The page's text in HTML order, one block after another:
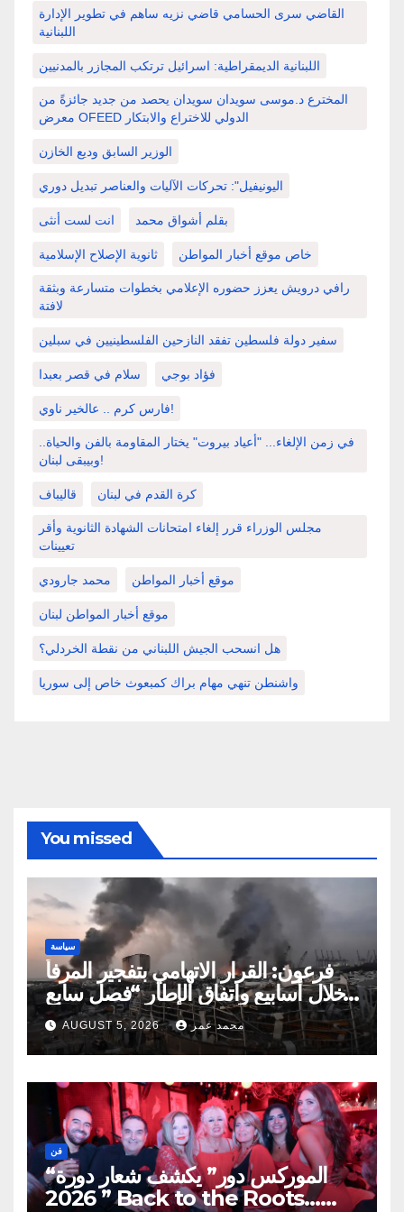
القاضي سرى الحسامي قاضي نزيه ساهم في تطوير الإدارة
اللبنانية
اللبنانية الديمقراطية: اسرائيل ترتكب المجازر بالمدنيين
المخترع د.موسى سويدان سويدان يحصد من جديد جائزةً من
معرض OFEED الدولي للاختراع والابتكار
الوزير السابق وديع الخازن
اليونيفيل": تحركات الآليات والعناصر تبديل دوري
انت لست أنثى بقلم أشواق محمد
ثانوية الإصلاح الإسلامية خاص موقع أخبار المواطن
رافي درويش يعزز حضوره الإعلامي بخطوات متسارعة وبثقة
لافتة
سفير دولة فلسطين تفقد النازحين الفلسطينيين في سبلين
سلام في قصر بعبدا فؤاد بوجي
فارس كرم .. عالخير ناوي!
في زمن الإلغاء... "أعياد بيروت" يختار المقاومة بالفن والحياة..
وبيبقى لبنان!
قاليباف كرة القدم في لبنان
مجلس الوزراء قرر إلغاء امتحانات الشهادة الثانوية وأقر
تعيينات
محمد جارودي موقع أخبار المواطن
موقع أخبار المواطن لبنان
هل انسحب الجيش اللبناني من نقطة الخردلي؟
واشنطن تنهي مهام براك كمبعوث خاص إلى سوريا
You missed
سياسة
فرعون: القرار الاتهامي بتفجير المرفأ
خلال أسابيع واتفاق الإطار “فصل سابع
ونصف”
AUGUST 5, 2026 محمد عمر
فن
“الموركس دور” يكشف شعار دورة
2026 ” Back to the Roots…